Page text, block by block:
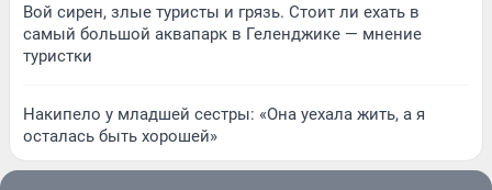
Вой сирен, злые туристы и грязь. Стоит ли ехать в
самый большой аквапарк в Геленджике — мнение
туристки
Накипело у младшей сестры: «Она уехала жить, а я
осталась быть хорошей»